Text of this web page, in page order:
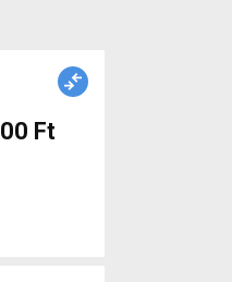
Ft